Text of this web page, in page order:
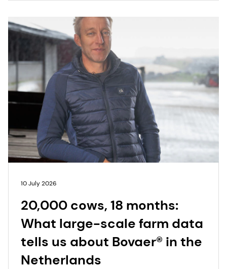
10 July 2026
20,000 cows, 18 months:
What large-scale farm data
tells us about Bovaer® in the
Netherlands